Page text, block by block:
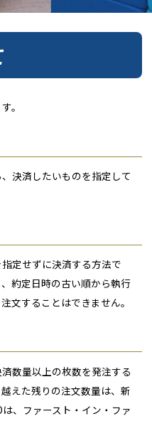
。
決済したいものを指定して
定せずに決済する方法で
約定日時の古い順から執行
文することはできません。
数量以上の枚数を発注する
えた残りの注文数量は、新
、ファースト・イン・ファ